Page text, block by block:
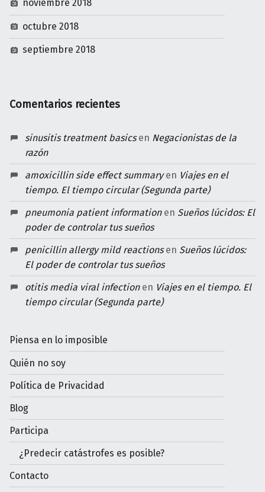
noviembre 2018
octubre 2018
septiembre 2018
Comentarios recientes
sinusitis treatment basicsen Negacionistas de la
razón
amoxicillin side effect summaryen Viajes en el
tiempo. El tiempo circular (Segunda parte)
pneumonia patient informationen Sueños lúcidos: El
poder de controlar tus sueños
penicillin allergy mild reactionsen Sueños lúcidos:
El poder de controlar tus sueños
otitis media viral infectionen Viajes en el tiempo. El
tiempo circular (Segunda parte)
Piensa en lo imposible
Quién no soy
Política de Privacidad
Blog
Participa
¿Predecir catástrofes es posible?
Contacto